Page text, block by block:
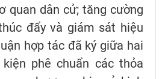
quan dân cử; tăng cường
đẩy và giám sát hiệu
hợp tác đã ký giữa hai
phê chuẩn các thỏa